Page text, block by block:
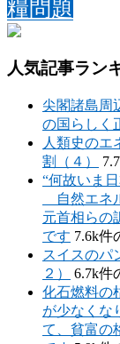
糧問題
人気記事ラン
尖閣諸島周
の国らしく
人類史のエ
割（４）
“何故いま
自然エネ
元首相らの
です 7.6k件
スイスのパ
２）
6.7k件
化石燃料の
が少なくな
て、貧富の